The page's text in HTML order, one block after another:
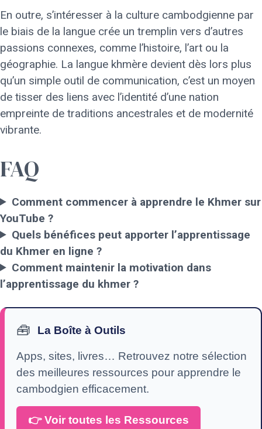
En outre, s’intéresser à la culture cambodgienne par
le biais de la langue crée un tremplin vers d’autres
passions connexes, comme l’histoire, l’art ou la
géographie. La langue khmère devient dès lors plus
qu’un simple outil de communication, c’est un moyen
de tisser des liens avec l’identité d’une nation
empreinte de traditions ancestrales et de modernité
vibrante.
FAQ
Comment commencer à apprendre le Khmer sur
YouTube ?
Quels bénéfices peut apporter l’apprentissage
du Khmer en ligne ?
Comment maintenir la motivation dans
l’apprentissage du khmer ?
🧰 La Boîte à Outils
Apps, sites, livres… Retrouvez notre sélection
des meilleures ressources pour apprendre le
cambodgien efficacement.
👉 Voir toutes les Ressources